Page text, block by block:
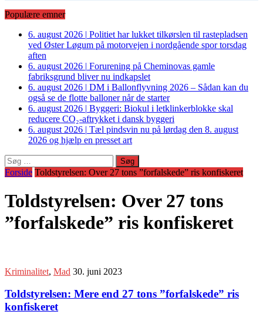
Populære emner
6. august 2026 | Politiet har lukket tilkørslen til rastepladsen
ved Øster Løgum på motorvejen i nordgående spor torsdag
aften
6. august 2026 | Forurening på Cheminovas gamle
fabriksgrund bliver nu indkapslet
6. august 2026 | DM i Ballonflyvning 2026 – Sådan kan du
også se de flotte balloner når de starter
6. august 2026 | Byggeri: Biokul i letklinkerblokke skal
reducere CO₂-aftrykket i dansk byggeri
6. august 2026 | Tæl pindsvin nu på lørdag den 8. august
2026 og hjælp en presset art
Søg
efter:
Forside Toldstyrelsen: Over 27 tons ”forfalskede” ris konfiskeret
Toldstyrelsen: Over 27 tons
”forfalskede” ris konfiskeret
Kriminalitet, Mad 30. juni 2023
Toldstyrelsen: Mere end 27 tons ”forfalskede” ris
konfiskeret